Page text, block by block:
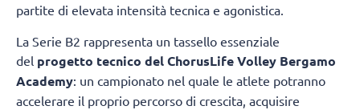
partite di elevata intensità tecnica e agonistica.
La Serie B2 rappresenta un tassello essenziale
del progetto tecnico del ChorusLife Volley Bergamo
Academy: un campionato nel quale le atlete potranno
accelerare il proprio percorso di crescita, acquisire